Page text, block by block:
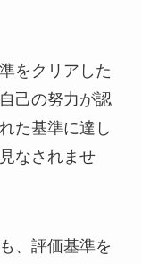
をクリアした
己の努力が認
た基準に達し
なされませ
、評価基準を